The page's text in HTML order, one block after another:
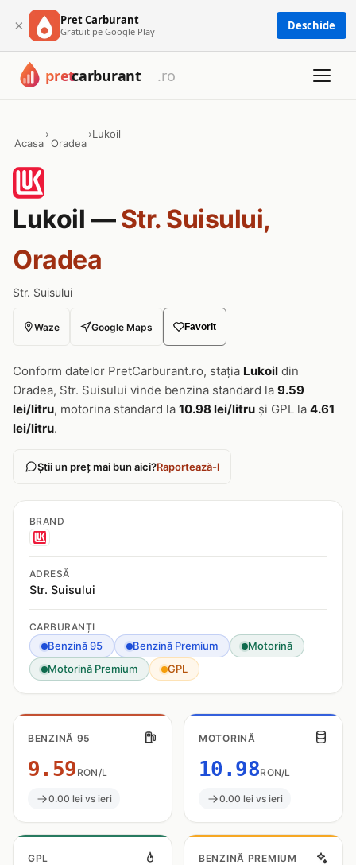
× Pret Carburant
Gratuit pe Google Play Deschide
Acasa
›
Oradea
›Lukoil
Lukoil —Str. Suisului,
Oradea
Str. Suisului
Waze Google Maps Favorit
Conform datelor PretCarburant.ro, stația Lukoil din
Oradea, Str. Suisului vinde benzina standard la 9.59
lei/litru, motorina standard la 10.98 lei/litru și GPL la 4.61
lei/litru.
Știi un preț mai bun aici?Raportează-l
BRAND
ADRESĂ
Str. Suisului
CARBURANȚI
Benzină 95 Benzină Premium
Motorină
Motorină Premium
GPL
BENZINĂ 95
9.59 RON/L
0.00 lei vs ieri
MOTORINĂ
10.98RON/L
0.00 lei vs ieri
GPL BENZINĂ PREMIUM